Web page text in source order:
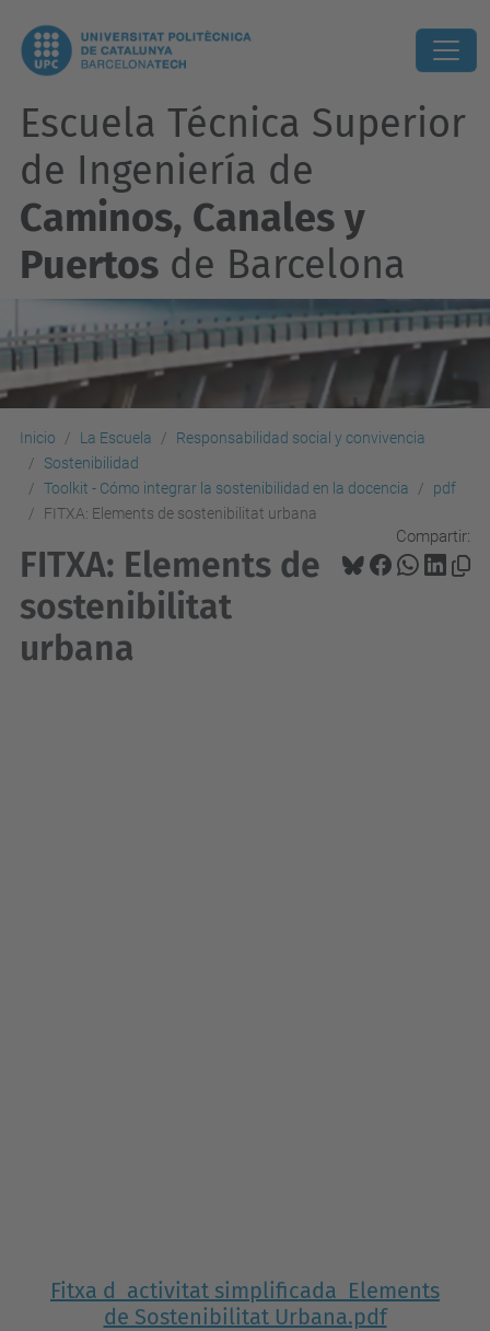
Escuela Técnica Superior
de Ingeniería de
Caminos, Canales y
Puertos de Barcelona
Inicio La Escuela
Responsabilidad social y convivencia
Sostenibilidad
Toolkit - Cómo integrar la sostenibilidad en la docencia
pdf
FITXA: Elements de sostenibilitat urbana
Compartir:
FITXA: Elements de
sostenibilitat
urbana
Fitxa d_activitat simplificada_Elements
de Sostenibilitat Urbana.pdf